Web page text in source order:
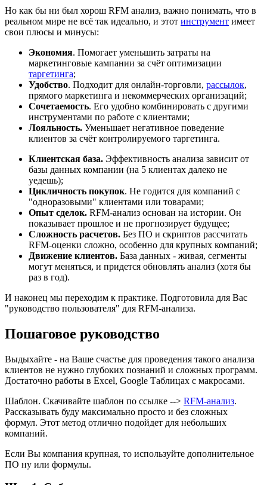
Но как бы ни был хорош RFM анализ, важно понимать, что в
реальном мире не всё так идеально, и этот инструмент имеет
свои плюсы и минусы:
Экономия. Помогает уменьшить затраты на
маркетинговые кампании за счёт оптимизации
таргетинга;
Удобство. Подходит для онлайн-торговли, рассылок,
прямого маркетинга и некоммерческих организаций;
Сочетаемость. Его удобно комбинировать с другими
инструментами по работе с клиентами;
Лояльность. Уменьшает негативное поведение
клиентов за счёт контролируемого таргетинга.
Клиентская база. Эффективность анализа зависит от
базы данных компании (на 5 клиентах далеко не
уедешь);
Цикличность покупок. Не годится для компаний с
"одноразовыми" клиентами или товарами;
Опыт сделок. RFM-анализ основан на истории. Он
показывает прошлое и не прогнозирует будущее;
Сложность расчетов. Без ПО и скриптов рассчитать
RFM-оценки сложно, особенно для крупных компаний;
Движение клиентов. База данных - живая, сегменты
могут меняться, и придется обновлять анализ (хотя бы
раз в год).
И наконец мы переходим к практике. Подготовила для Вас
"руководство пользователя" для RFM-анализа.
Пошаговое руководство
Выдыхайте - на Ваше счастье для проведения такого анализа
клиентов не нужно глубоких познаний и сложных программ.
Достаточно работы в Excel, Google Таблицах с макросами.
Шаблон. Скачивайте шаблон по ссылке --> RFM-анализ.
Рассказывать буду максимально просто и без сложных
формул. Этот метод отлично подойдет для небольших
компаний.
Если Вы компания крупная, то используйте дополнительное
ПО ну или формулы.